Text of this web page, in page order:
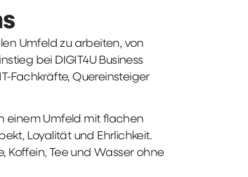
Umfeld zu arbeiten, von
bei DIGIT4U Business
Fachkräfte, Quereinsteiger
einem Umfeld mit flachen
Loyalität und Ehrlichkeit.
Koffein, Tee und Wasser ohne